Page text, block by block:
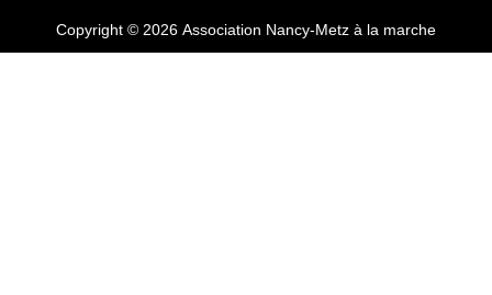
Copyright © 2026 Association Nancy-Metz à la marche